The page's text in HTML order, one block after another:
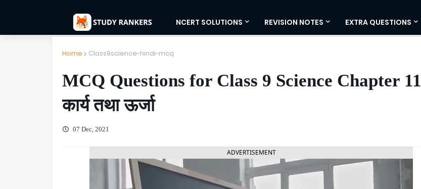
NCERT SOLUTIONS REVISION NOTES EXTRA QUESTIONS
Home Class9science-hindi-mcq
MCQ Questions for Class 9 Science Chapter 11
कार्य तथा ऊर्जा
07 Dec, 2021
ADVERTISEMENT